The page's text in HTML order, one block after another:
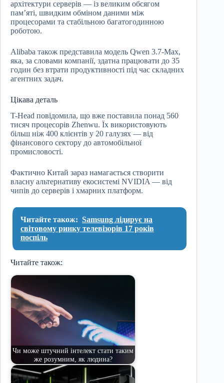
архітектури серверів — із великим обсягом
пам’яті, швидким обміном даними між
процесорами та стабільною багатогодинною
роботою.
Alibaba також представила модель Qwen 3.7-Max,
яка, за словами компанії, здатна працювати до 35
годин без втрати продуктивності під час складних
агентних задач.
Цікава деталь
T-Head повідомила, що вже поставила понад 560
тисяч процесорів Zhenwu. Їх використовують
більш ніж 400 клієнтів у 20 галузях — від
фінансового сектору до автомобільної
промисловості.
Фактично Китай зараз намагається створити
власну альтернативу екосистемі NVIDIA — від
чипів до серверів і хмарних платформ.
Читайте також: Samsung лідирує на
світовому ринку телевізорів 17 років
поспіль
Читайте також:
Чи може штучний інтелект стати таким
же розумним, як людина?